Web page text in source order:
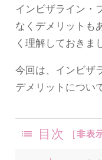
インビザライン・
なくデメリットも
く理解しておきま
今回は、インビザ
デメリットについ
目次 [非表